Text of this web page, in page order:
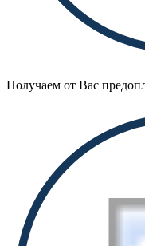
Получаем от Вас